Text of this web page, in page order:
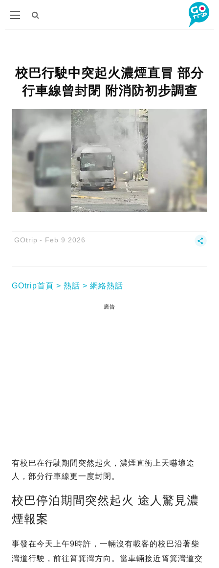
校巴行駛中突起火濃煙直冒 部分
行車線曾封閉 附消防初步調查
GOtrip Feb 9 2026
GOtrip首頁 熱話 網絡熱話
廣告
有校巴在行駛期間突然起火，濃煙直衝上天嚇壞途
人，部分行車線更一度封閉。
校巴停泊期間突然起火 途人驚見濃
煙報案
事發在今天上午9時許，一輛沒有載客的校巴沿著柴
灣道行駛，前往筲箕灣方向。當車輛接近筲箕灣道交